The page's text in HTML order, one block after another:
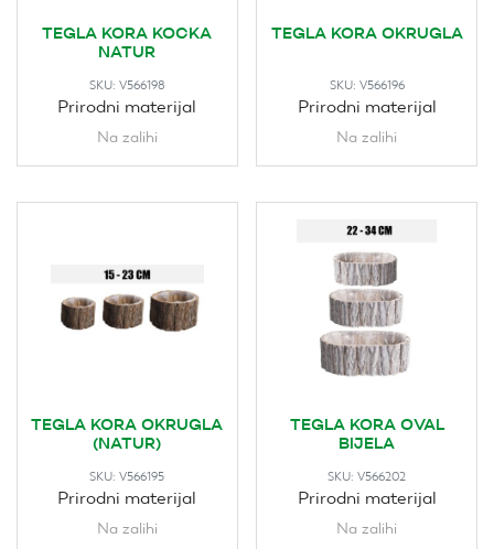
TEGLA KORA KOCKA
NATUR
SKU: V566198
Prirodni materijal
Na zalihi
TEGLA KORA OKRUGLA
SKU: V566196
Prirodni materijal
Na zalihi
TEGLA KORA OKRUGLA
(NATUR)
SKU:V566195
Prirodni materijal
Na zalihi
TEGLA KORA OVAL
BIJELA
SKU:V566202
Prirodni materijal
Na zalihi